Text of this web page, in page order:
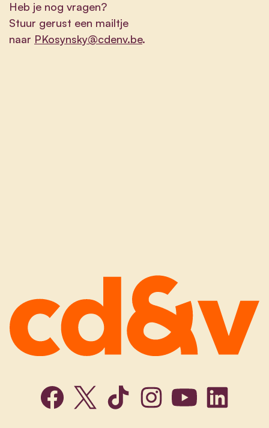
Heb je nog vragen?
Stuur gerust een mailtje
naar PKosynsky@cdenv.be.